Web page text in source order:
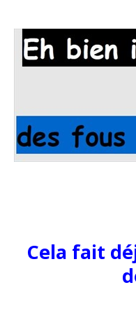
Cela fait